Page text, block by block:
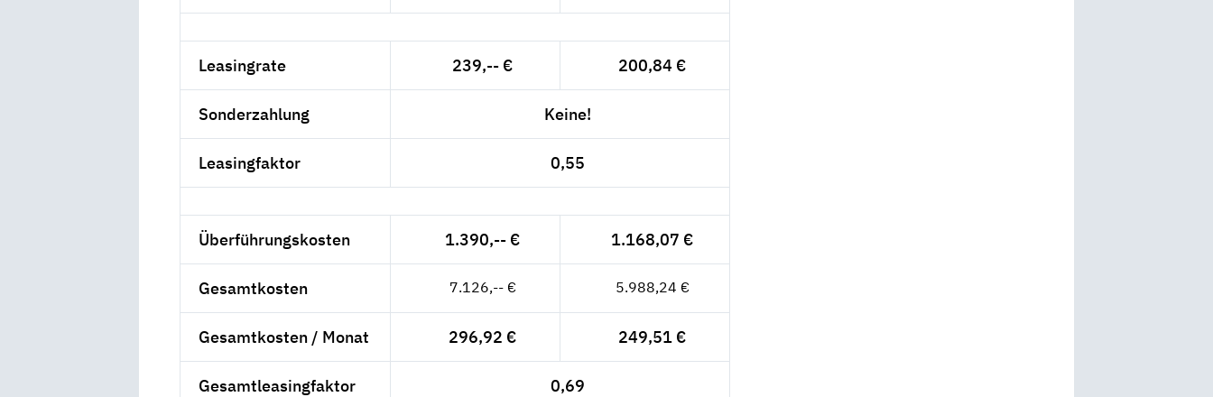
Leasingrate 239,-- € 200,84 €
Sonderzahlung Keine!
Leasingfaktor 0,55
Überführungskosten 1.390,-- € 1.168,07 €
Gesamtkosten 7.126,-- € 5.988,24 €
Gesamtkosten / Monat 296,92 € 249,51 €
Gesamtleasingfaktor 0,69